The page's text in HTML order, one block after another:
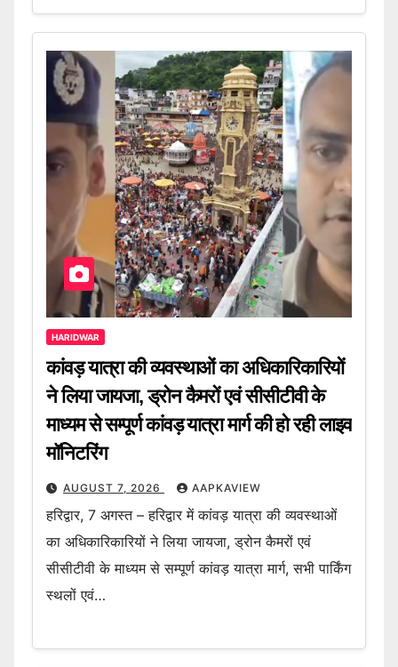
HARIDWAR
कांवड़ यात्रा की व्यवस्थाओं का अधिकारिकारियों
ने लिया जायजा, ड्रोन कैमरों एवं सीसीटीवी के
माध्यम से सम्पूर्ण कांवड़ यात्रा मार्ग की हो रही लाइव
मॉनिटरिंग
AUGUST 7, 2026 AAPKAVIEW
हरिद्वार, 7 अगस्त – हरिद्वार में कांवड़ यात्रा की व्यवस्थाओं
का अधिकारिकारियों ने लिया जायजा, ड्रोन कैमरों एवं
सीसीटीवी के माध्यम से सम्पूर्ण कांवड़ यात्रा मार्ग, सभी पार्किंग
स्थलों एवं…